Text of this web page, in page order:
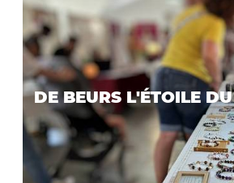
DE BEURS L'ÉTOILE